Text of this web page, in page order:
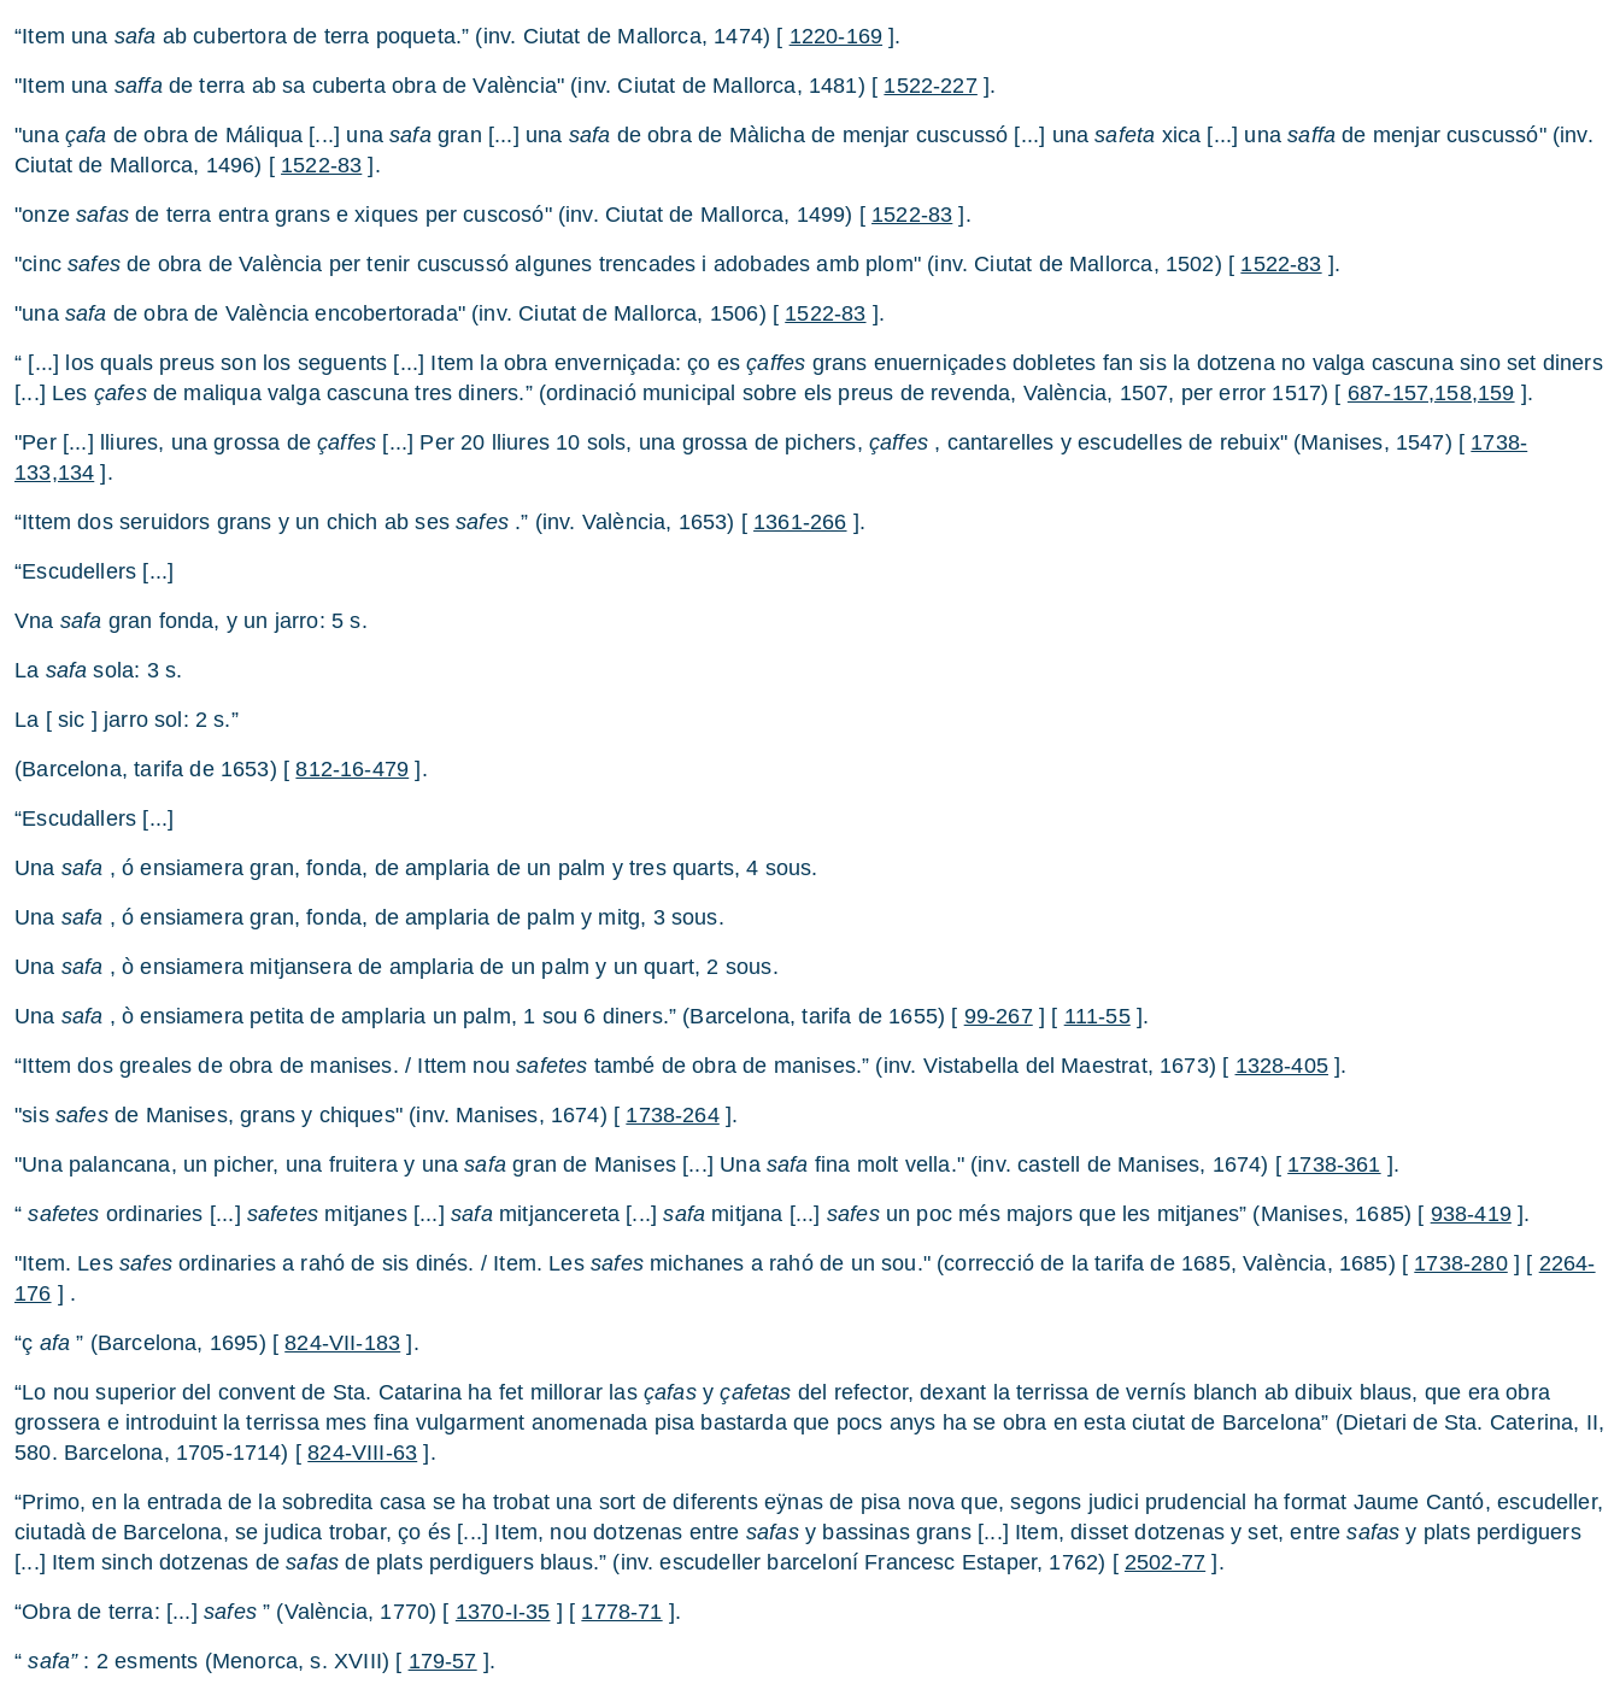
“Item una safa ab cubertora de terra poqueta.” (inv. Ciutat de Mallorca, 1474) [ 1220-169 ].
"Item una saffade terra ab sa cuberta obra de València" (inv. Ciutat de Mallorca, 1481) [ 1522-227].
"una çafa de obra de Máliqua [...] unasafagran [...] una safa de obra de Màlicha de menjar cuscussó [...] unasafeta xica [...] unasaffa de menjar cuscussó" (inv.
Ciutat de Mallorca, 1496) [ 1522-83 ].
"onzesafas de terra entra grans e xiques per cuscosó" (inv. Ciutat de Mallorca, 1499) [ 1522-83 ].
"cincsafes de obra de València per tenir cuscussó algunes trencades i adobades amb plom" (inv. Ciutat de Mallorca, 1502) [ 1522-83 ].
"una safa de obra de València encobertorada" (inv. Ciutat de Mallorca, 1506) [ 1522-83 ].
“ [...] los quals preus son los seguents [...] Item la obra enverniçada: ço esçaffes grans enuerniçades dobletes fan sis la dotzena no valga cascuna sino set diners
[...] Les çafesde maliqua valga cascuna tres diners.” (ordinació municipal sobre els preus de revenda, València, 1507, per error 1517) [ 687-157,158,159 ].
"Per [...] lliures, una grossa deçaffes [...] Per 20 lliures 10 sols, una grossa de pichers, çaffes , cantarelles y escudelles de rebuix" (Manises, 1547) [ 1738-
133,134 ].
“Ittem dos seruidors grans y un chich ab sessafes .” (inv. València, 1653) [ 1361-266 ].
“Escudellers [...]
Vna safa gran fonda, y un jarro: 5 s.
La safa sola: 3 s.
La [ sic ] jarro sol: 2 s.”
(Barcelona, tarifa de 1653) [812-16-479 ].
“Escudallers [...]
Una safa , ó ensiamera gran, fonda, de amplaria de un palm y tres quarts, 4 sous.
Una safa , ó ensiamera gran, fonda, de amplaria de palm y mitg, 3 sous.
Una safa , ò ensiamera mitjansera de amplaria de un palm y un quart, 2 sous.
Una safa , ò ensiamera petita de amplaria un palm, 1 sou 6 diners.” (Barcelona, tarifa de 1655) [ 99-267] [ 111-55].
“Ittem dos greales de obra de manises. / Ittem nousafetes també de obra de manises.” (inv. Vistabella del Maestrat, 1673) [ 1328-405].
"sis safesde Manises, grans y chiques" (inv. Manises, 1674) [ 1738-264].
"Una palancana, un picher, una fruitera y unasafa gran de Manises [...] Una safa fina molt vella." (inv. castell de Manises, 1674) [ 1738-361 ].
“safetes ordinaries [...] safetes mitjanes [...]safamitjancereta [...]safa mitjana [...] safesun poc més majors que les mitjanes” (Manises, 1685) [ 938-419].
"Item. Les safesordinaries a rahó de sis dinés. / Item. Les safesmichanes a rahó de un sou." (correcció de la tarifa de 1685, València, 1685) [ 1738-280] [ 2264-
176 ] .
“ç afa ” (Barcelona, 1695) [824-VII-183 ].
“Lo nou superior del convent de Sta. Catarina ha fet millorar las çafasyçafetas del refector, dexant la terrissa de vernís blanch ab dibuix blaus, que era obra
grossera e introduint la terrissa mes fina vulgarment anomenada pisa bastarda que pocs anys ha se obra en esta ciutat de Barcelona” (Dietari de Sta. Caterina, II,
580. Barcelona, 1705-1714) [824-VIII-63 ].
“Primo, en la entrada de la sobredita casa se ha trobat una sort de diferents eÿnas de pisa nova que, segons judici prudencial ha format Jaume Cantó, escudeller,
ciutadà de Barcelona, se judica trobar, ço és [...] Item, nou dotzenas entre safasy bassinas grans [...] Item, disset dotzenas y set, entresafas y plats perdiguers
[...] Item sinch dotzenas desafas de plats perdiguers blaus.” (inv. escudeller barceloní Francesc Estaper, 1762) [ 2502-77 ].
“Obra de terra: [...] safes” (València, 1770) [ 1370-I-35 ] [ 1778-71 ].
“safa”: 2 esments (Menorca, s. XVIII) [ 179-57 ].